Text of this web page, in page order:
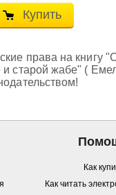
Купить
права на книгу
и старой жабе" (
Как
Как читать